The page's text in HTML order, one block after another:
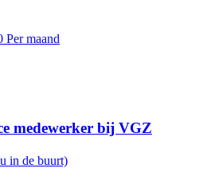
Per maand
medewerker bij VGZ
in de buurt)